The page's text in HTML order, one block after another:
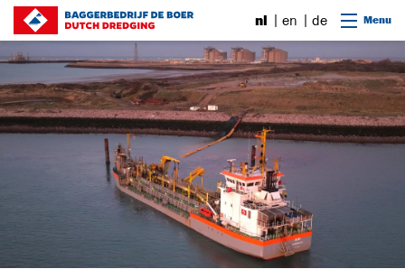
Ga naar content
nl en de Menu